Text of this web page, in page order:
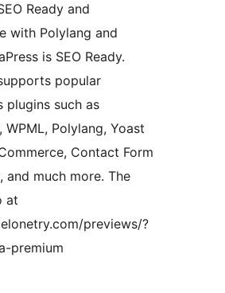
Ready and
with Polylang and
is SEO Ready.
popular
plugins such as
WPML, Polylang, Yoast
Contact Form
and much more. The
at
previews/?
premium